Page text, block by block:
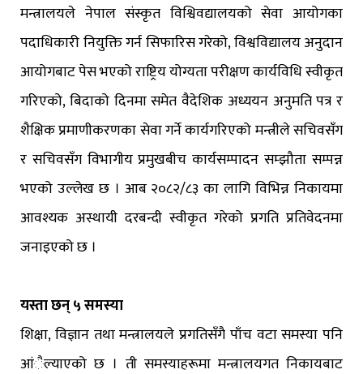
मन्त्रालयले नेपाल संस्कृत विश्विवद्यालयको सेवा आयोगका
पदाधिकारी नियुक्ति गर्न सिफारिस गरेको, विश्वविद्यालय अनुदान
आयोगबाट पेस भएको राष्ट्रिय योग्यता परीक्षण कार्यविधि स्वीकृत
गरिएको, बिदाको दिनमा समेत वैदेशिक अध्ययन अनुमति पत्र र
शैक्षिक प्रमाणीकरणका सेवा गर्ने कार्यगरिएको मन्त्रीले सचिवसँग
र सचिवसँग विभागीय प्रमुखबीच कार्यसम्पादन सम्झौता सम्पन्न
भएको उल्लेख छ । आब २०८२/८३ का लागि विभिन्न निकायमा
आवश्यक अस्थायी दरबन्दी स्वीकृत गरेको प्रगति प्रतिवेदनमा
जनाइएको छ ।
यस्ता छन् ५ समस्या
शिक्षा, विज्ञान तथा मन्त्रालयले प्रगतिसँगै पाँच वटा समस्या पनि
आंैल्याएको छ । ती समस्याहरूमा मन्त्रालयगत निकायबाट